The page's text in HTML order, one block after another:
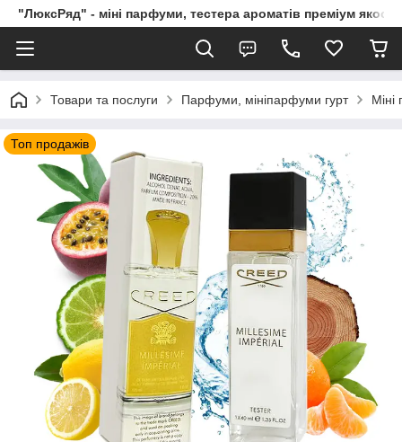
"ЛюксРяд" - міні парфуми, тестера ароматів преміум
Товари та послуги Парфуми, мініпарфуми гурт
Топ продажів